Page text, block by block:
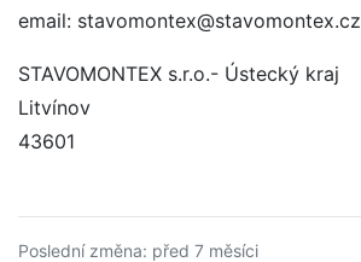
email: stavomontex@stavomontex.cz
STAVOMONTEX s.r.o.- Ústecký kraj
Litvínov
43601
Poslední změna: před 7 měsíci